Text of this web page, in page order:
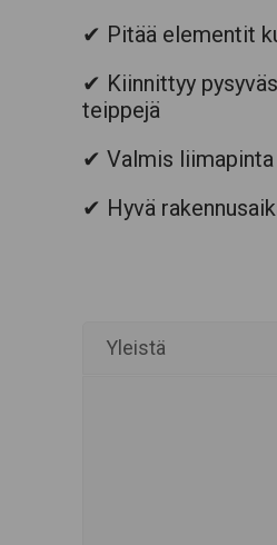
✔ Pitää elementit
✔ Kiinnittyy
teippejä
✔ Valmis liimapinta
✔ Hyvä
Yleistä